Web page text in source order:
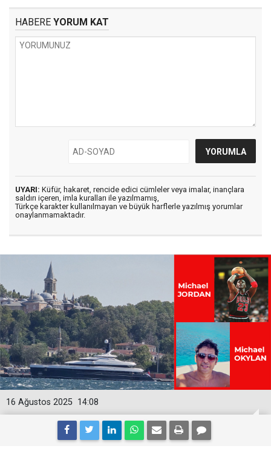
HABERE YORUM KAT
UYARI: Küfür, hakaret, rencide edici cümleler veya imalar, inançlara
saldırı içeren, imla kuralları ile yazılmamış,
Türkçe karakter kullanılmayan ve büyük harflerle yazılmış yorumlar
onaylanmamaktadır.
14:08
16 Ağustos 2025